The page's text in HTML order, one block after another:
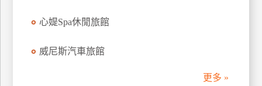
心媞Spa休閒旅館
威尼斯汽車旅館
更多 »